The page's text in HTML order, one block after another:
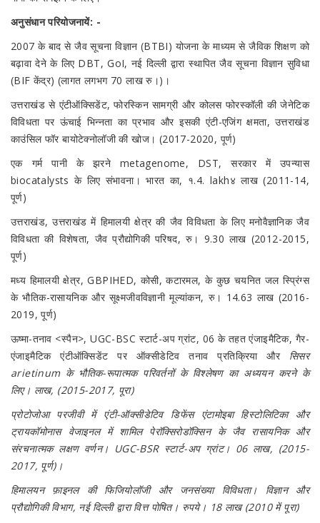
अनुसंधान परियोजनायें: -
2007 के बाद से जैव सूचना विज्ञान (BTBI) योजना के माध्यम से जैविक शिक्षण को
बढ़ावा देने के लिए DBT, GoI, नई दिल्ली द्वारा स्थापित जैव सूचना विज्ञान सुविधा
(BIF केंद्र) (लागत लगभग 70 लाख रु।)।
उत्तराखंड से एंटीऑक्सिडेंट, फोरस्किन सामग्री और कोलस फोरस्कॉली की जेनेटिक
विविधता पर ऊंचाई भिन्नता का प्रभाव और इसकी एंटी-एजिंग क्षमता, उत्तराखंड
काउंसिल फॉर बायोटेक्नोलॉजी की खोज। (2017-2020, पूर्ण)
एक गर्म पानी के झरने metagenome, DST, सरकार में उपन्यास
biocatalysts के लिए संभावना। भारत का, १.4. lakh४ लाख (2011-14,
पूर्ण)
उत्तराखंड, उत्तराखंड में हिमालयी क्षेत्र की जैव विविधता के लिए मनोवैज्ञानिक जैव
विविधता की विशेषता, जैव प्रौद्योगिकी परिषद, रु। 9.30 लाख (2012-2015,
पूर्ण)
मध्य हिमालयी क्षेत्र, GBPIHED, कोसी, कटारमल, के कुछ चयनित जल स्प्रिंग्स
के भौतिक-रासायनिक और सूक्ष्मजीवविज्ञानी मूल्यांकन, रु। 14.63 लाख (2016-
2019, पूर्ण)
ऊष्मा-तनाव <स्पैन>, UGC-BSC स्टार्ट-अप ग्रांट, 06 के तहत एंजाइमैटिक, गैर-
एंजाइमैटिक एंटीऑक्सिडेंट पर ऑक्सीडेटिव तनाव प्रतिक्रिया और सिसर
arietinum के भौतिक-रूपात्मक परिवर्तनों के विश्लेषण का अध्ययन करने के
लिए। लाख, (2015-2017, पूरा)
प्रोटोजोआ परजीवी में एंटी-ऑक्सीडेटिव डिफेंस एंटामोइबा हिस्टोलिटिका और
ट्रायकॉमोनास वेजाइनल में शामिल पेरॉक्सिरोडॉक्सिन के जैव रासायनिक और
संरचनात्मक लक्षण वर्णन। UGC-BSR स्टार्ट-अप ग्रांट। 06 लाख, (2015-
2017, पूर्ण)।
हिमालयन फ़ाइनल की फिजियोलॉजी और जनसंख्या विविधता। विज्ञान और
प्रौद्योगिकी विभाग, नई दिल्ली द्वारा वित्त पोषित। रुपये। 18 लाख (2010 में पूरा)